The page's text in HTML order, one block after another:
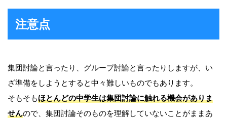
注意点
集団討論と言ったり、グループ討論と言ったりしますが、い
ざ準備をしようとすると中々難しいものでもあります。
そもそもほとんどの中学生は集団討論に触れる機会がありま
せんので、集団討論そのものを理解していないことがままあ